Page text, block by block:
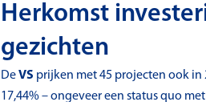
Herkomst
gezichten
DeVS prijken met 45 projecten ook in
17,44% – ongeveer een status quo